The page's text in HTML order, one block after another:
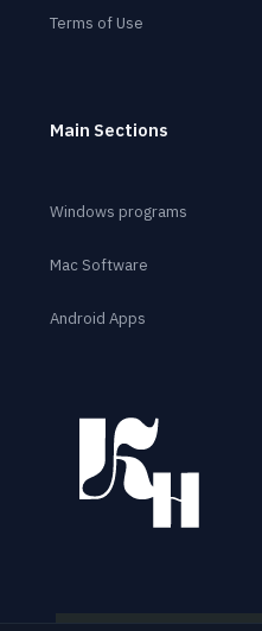
Terms of Use
Main Sections
Windows programs
Mac Software
Android Apps